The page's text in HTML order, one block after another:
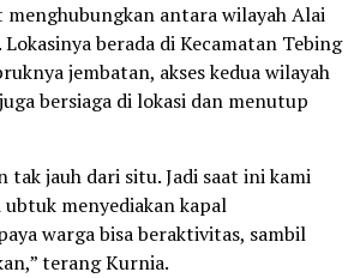
menghubungkan antara wilayah Alai
berada di Kecamatan Tebing
jembatan, akses kedua wilayah
bersiaga di lokasi dan menutup
tak jauh dari situ. Jadi saat ini kami
menyediakan kapal
warga bisa beraktivitas, sambil
terang Kurnia.